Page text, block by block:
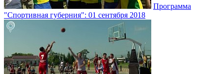
Программа
"Спортивная губерния": 01 сентября 2018